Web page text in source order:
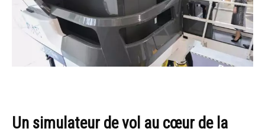
Un simulateur de vol au cœur de la